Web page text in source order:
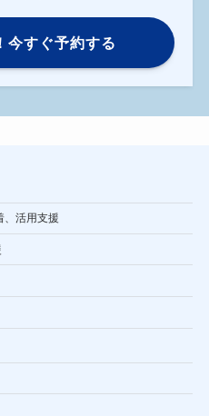
今すぐ予約する
、活用支援